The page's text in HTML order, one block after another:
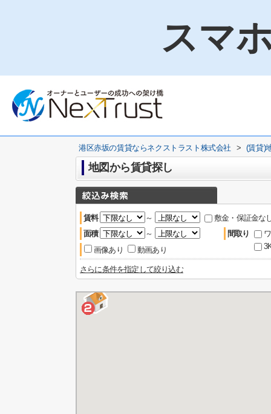
スマ
港区赤坂の賃貸ならネクストラスト株式会社 > (賃貸)
地図から賃貸探し
賃料 ～
敷金・保証金な
面積
～
画像あり
動画あり
間取り
さらに条件を指定して絞り込む